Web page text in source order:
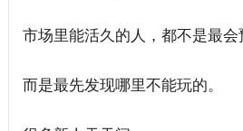
市场里能活久的人，都不是最会
而是最先发现哪里不能玩的。